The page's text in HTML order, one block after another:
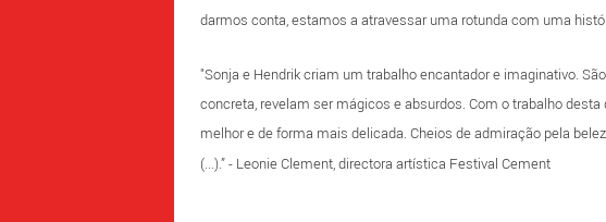
darmos conta, estamos a atravessar uma rotunda com uma
"Sonja e Hendrik criam um trabalho encantador e imaginativo.
concreta, revelam ser mágicos e absurdos. Com o trabalho desta
melhor e de forma mais delicada. Cheios de admiração pela
(...).” - Leonie Clement, directora artística Festival Cement